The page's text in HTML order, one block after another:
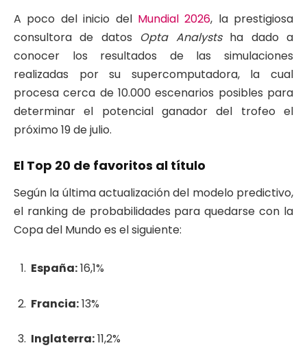
A poco del inicio del Mundial 2026, la prestigiosa
consultora de datos Opta Analystsha dado a
conocer los resultados de las simulaciones
realizadas por su supercomputadora, la cual
procesa cerca de 10.000 escenarios posibles para
determinar el potencial ganador del trofeo el
próximo 19 de julio.
El Top 20 de favoritos al título
Según la última actualización del modelo predictivo,
el ranking de probabilidades para quedarse con la
Copa del Mundo es el siguiente:
España:16,1%
Francia:13%
Inglaterra:11,2%